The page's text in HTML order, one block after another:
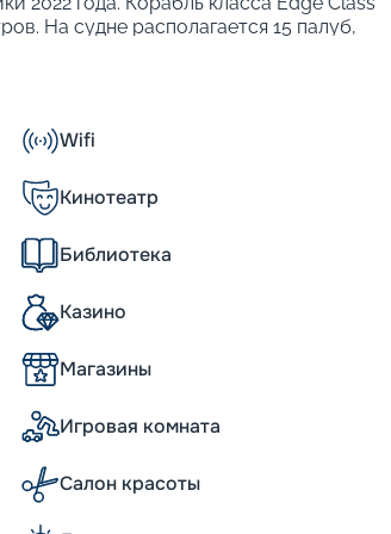
На судне располагается 15 палуб,
могут разместиться 3260
максимальную скорость 22 узла,
для стабилизации качки. Также
программы;
разного класса;
гостей сьютов.
продвинутых теплоходов.
на свет и пространство, а такая
к морю.
уникальные возможности
многом относятся к уникальным
трансформации, сулящее новые
зона с садом на крыше и
Wifi
Кинотеатр
Библиотека
Казино
Магазины
Игровая комната
Салон красоты